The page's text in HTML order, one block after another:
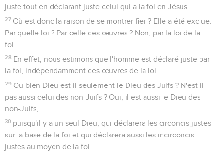
juste tout en déclarant juste celui qui a la foi en Jésus.
27 Où est donc la raison de se montrer fier ? Elle a été exclue.
Par quelle loi ? Par celle des œuvres ? Non, par la loi de la
foi.
28 En effet, nous estimons que l'homme est déclaré juste par
la foi, indépendamment des œuvres de la loi.
29 Ou bien Dieu est-il seulement le Dieu des Juifs ? N'est-il
pas aussi celui des non-Juifs ? Oui, il est aussi le Dieu des
non-Juifs,
30 puisqu'il y a un seul Dieu, qui déclarera les circoncis justes
sur la base de la foi et qui déclarera aussi les incirconcis
justes au moyen de la foi.